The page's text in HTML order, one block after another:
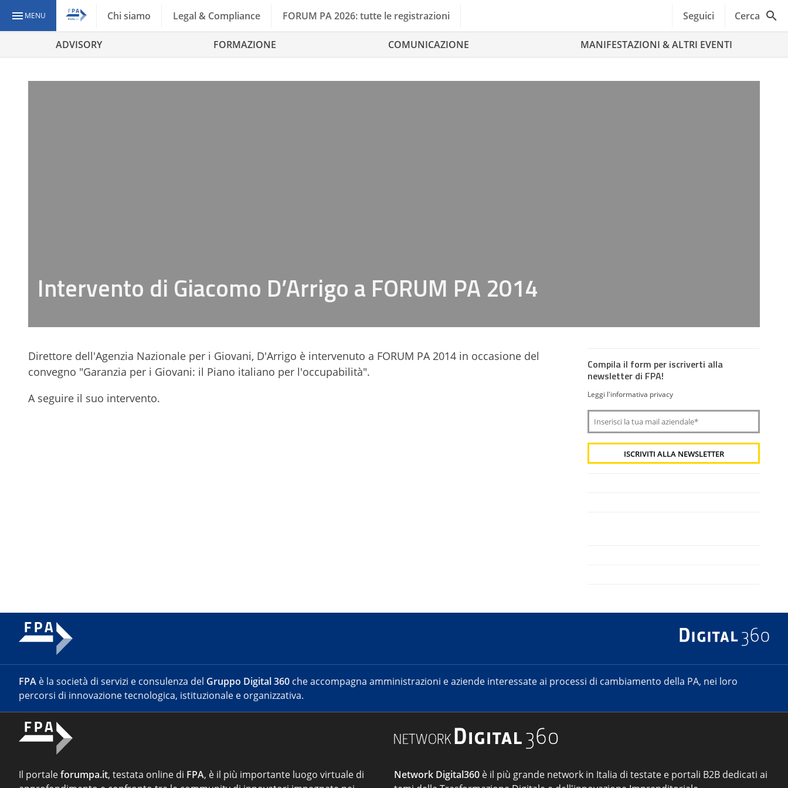
MENU Chi siamo Legal & Compliance FORUM PA 2026: tutte le registrazioni Seguici Cerca
ADVISORY FORMAZIONE COMUNICAZIONE MANIFESTAZIONI & ALTRI EVENTI
Intervento di Giacomo D’Arrigo a FORUM PA 2014
Direttore dell'Agenzia Nazionale per i Giovani, D'Arrigo è intervenuto a FORUM PA 2014 in occasione del
convegno "Garanzia per i Giovani: il Piano italiano per l'occupabilità".
A seguire il suo intervento.
Compila il form per iscriverti alla
newsletter di FPA!
Leggi l'informativa privacy
FPA è la società di servizi e consulenza del Gruppo Digital 360 che accompagna amministrazioni e aziende interessate ai processi di cambiamento della PA, nei loro
percorsi di innovazione tecnologica, istituzionale e organizzativa.
Il portaleforumpa.it, testata online di FPA, è il più importante luogo virtuale di
Network Digital360 è il più grande network in Italia di testate e portali B2B dedicati ai